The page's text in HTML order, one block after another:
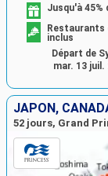
Jusqu'à 45%
Restaurants
inclus
Départ de
mar. 13 juil.
52 jours, Grand